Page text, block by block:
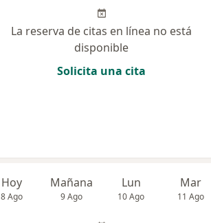
La reserva de citas en línea no está
disponible
Solicita una cita
Hoy
8 Ago
Mañana
9 Ago
Lun
10 Ago
Mar
11 Ago